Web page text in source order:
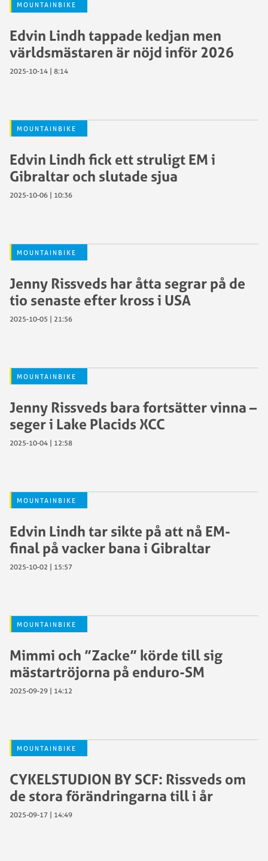
MOUNTAINBIKE
Edvin Lindh tappade kedjan men
världsmästaren är nöjd inför 2026
2025-10-14 | 8:14
MOUNTAINBIKE
Edvin Lindh fick ett struligt EM i
Gibraltar och slutade sjua
2025-10-06 | 10:36
MOUNTAINBIKE
Jenny Rissveds har åtta segrar på de
tio senaste efter kross i USA
2025-10-05 | 21:56
MOUNTAINBIKE
Jenny Rissveds bara fortsätter vinna –
seger i Lake Placids XCC
2025-10-04 | 12:58
MOUNTAINBIKE
Edvin Lindh tar sikte på att nå EM-
final på vacker bana i Gibraltar
2025-10-02 | 15:57
MOUNTAINBIKE
Mimmi och ”Zacke” körde till sig
mästartröjorna på enduro-SM
2025-09-29 | 14:12
MOUNTAINBIKE
CYKELSTUDION BY SCF: Rissveds om
de stora förändringarna till i år
2025-09-17 | 14:49